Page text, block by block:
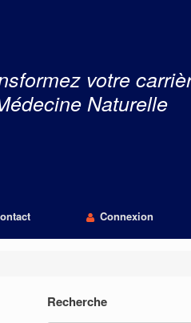
votre
Naturelle
Connexion
Recherche